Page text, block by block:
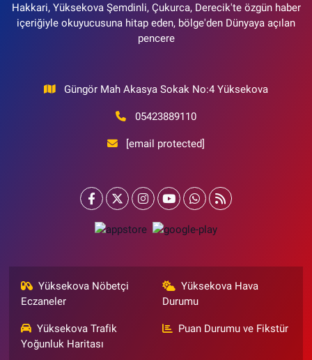
Hakkari, Yüksekova Şemdinli, Çukurca, Derecik'te özgün haber
içeriğiyle okuyucusuna hitap eden, bölge'den Dünyaya açılan
pencere
Güngör Mah Akasya Sokak No:4 Yüksekova
05423889110
[email protected]
Yüksekova Nöbetçi
Eczaneler
Yüksekova Hava
Durumu
Yüksekova Trafik
Yoğunluk Haritası
Puan Durumu ve Fikstür